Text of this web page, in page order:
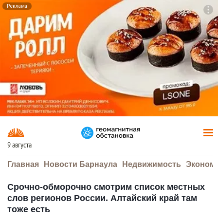
Реклама
9 августа
Главная Новости Барнаула Недвижимость
Срочно-обморочно смотрим список местных
слов регионов России. Алтайский край там
тоже есть